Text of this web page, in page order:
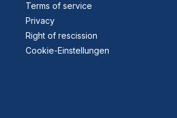
Terms of service
Privacy
Right of rescission
Cookie-Einstellungen